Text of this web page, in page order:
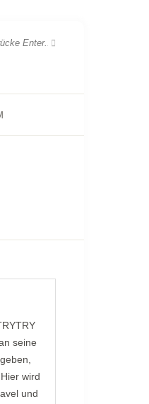
seine
wird
und